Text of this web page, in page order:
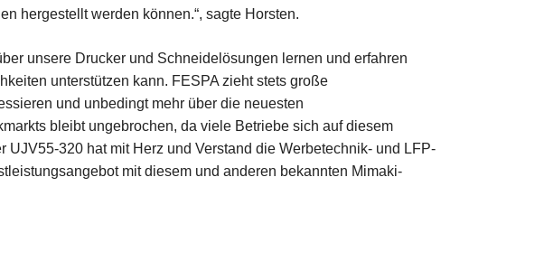
hergestellt werden können.“, sagte Horsten.
unsere Drucker und Schneidelösungen lernen und erfahren
unterstützen kann. FESPA zieht stets große
und unbedingt mehr über die neuesten
bleibt ungebrochen, da viele Betriebe sich auf diesem
320 hat mit Herz und Verstand die Werbetechnik- und LFP-
mit diesem und anderen bekannten Mimaki-